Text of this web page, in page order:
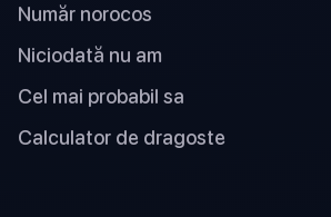
Număr norocos
Niciodată nu am
Cel mai probabil sa
Calculator de dragoste